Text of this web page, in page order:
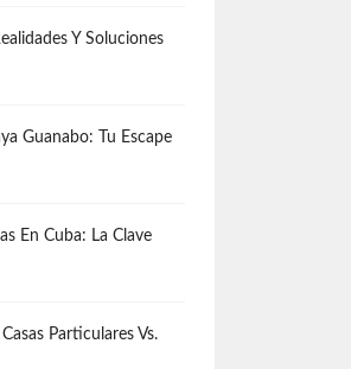
Y Soluciones
Guanabo: Tu Escape
En Cuba: La Clave
Particulares Vs.